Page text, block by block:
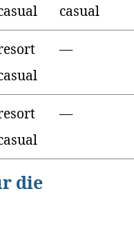
casual
—
—
die